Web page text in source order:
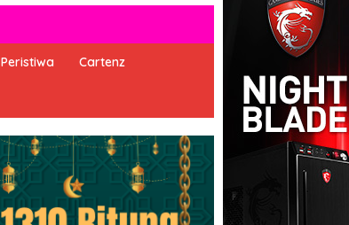
Peristiwa Cartenz